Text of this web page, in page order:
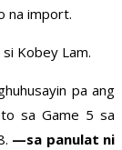
na import.
Kobey Lam.
pa ang
sa Game 5 sa
—sa panulat ni